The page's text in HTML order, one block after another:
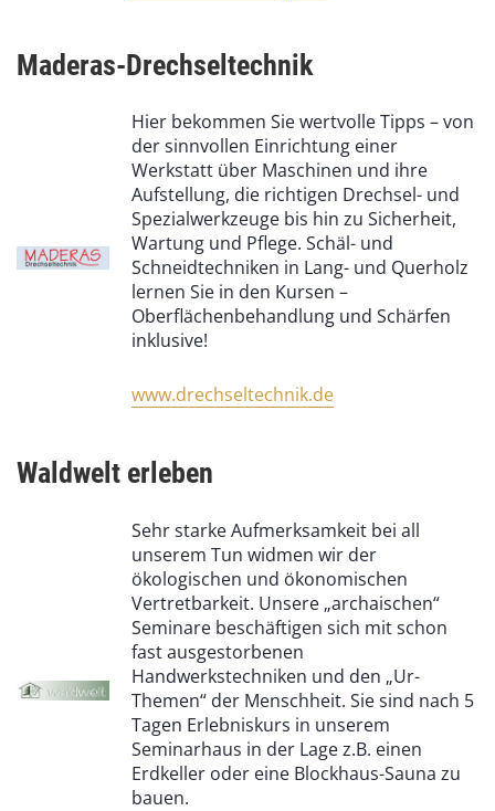
Maderas-Drechseltechnik
Hier bekommen Sie wertvolle Tipps – von
der sinnvollen Einrichtung einer
Werkstatt über Maschinen und ihre
Aufstellung, die richtigen Drechsel- und
Spezialwerkzeuge bis hin zu Sicherheit,
Wartung und Pflege. Schäl- und
Schneidtechniken in Lang- und Querholz
lernen Sie in den Kursen –
Oberflächenbehandlung und Schärfen
inklusive!
www.drechseltechnik.de
Waldwelt erleben
Sehr starke Aufmerksamkeit bei all
unserem Tun widmen wir der
ökologischen und ökonomischen
Vertretbarkeit. Unsere „archaischen“
Seminare beschäftigen sich mit schon
fast ausgestorbenen
Handwerkstechniken und den „Ur-
Themen“ der Menschheit. Sie sind nach 5
Tagen Erlebniskurs in unserem
Seminarhaus in der Lage z.B. einen
Erdkeller oder eine Blockhaus-Sauna zu
bauen.